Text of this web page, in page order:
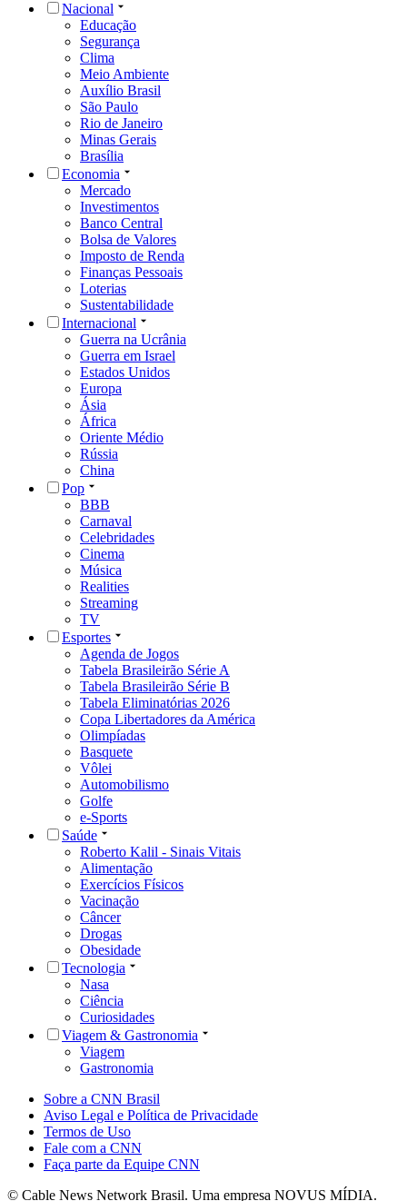
Nacional
Educação
Segurança
Clima
Meio Ambiente
Auxílio Brasil
São Paulo
Rio de Janeiro
Minas Gerais
Brasília
Economia
Mercado
Investimentos
Banco Central
Bolsa de Valores
Imposto de Renda
Finanças Pessoais
Loterias
Sustentabilidade
Internacional
Guerra na Ucrânia
Guerra em Israel
Estados Unidos
Europa
Ásia
África
Oriente Médio
Rússia
China
Pop
BBB
Carnaval
Celebridades
Cinema
Música
Realities
Streaming
TV
Esportes
Agenda de Jogos
Tabela Brasileirão Série A
Tabela Brasileirão Série B
Tabela Eliminatórias 2026
Copa Libertadores da América
Olimpíadas
Basquete
Vôlei
Automobilismo
Golfe
e-Sports
Saúde
Roberto Kalil - Sinais Vitais
Alimentação
Exercícios Físicos
Vacinação
Câncer
Drogas
Obesidade
Tecnologia
Nasa
Ciência
Curiosidades
Viagem & Gastronomia
Viagem
Gastronomia
Sobre a CNN Brasil
Aviso Legal e Política de Privacidade
Termos de Uso
Fale com a CNN
Faça parte da Equipe CNN
© Cable News Network Brasil. Uma empresa NOVUS MÍDIA.